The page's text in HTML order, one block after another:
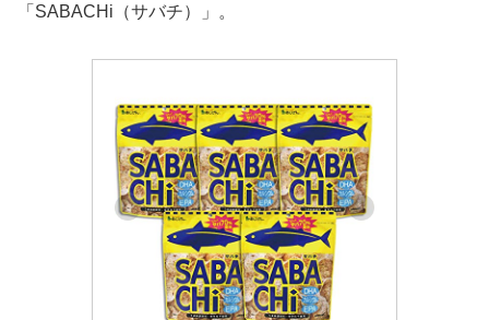
「SABACHi（サバチ）」。